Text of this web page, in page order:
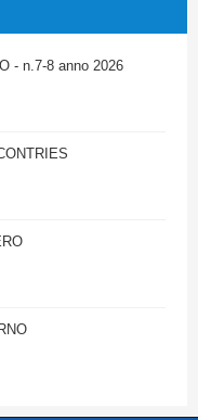
- n.7-8 anno 2026